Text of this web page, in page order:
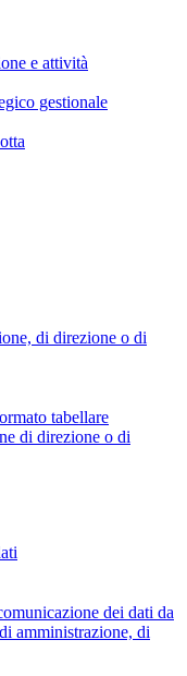
e attività
gestionale
di direzione o di
tabellare
di direzione o di
dei dati da
amministrazione, di